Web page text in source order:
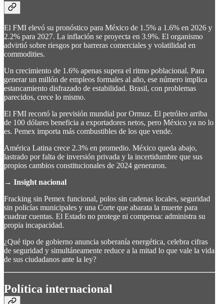
El FMI elevó su pronóstico para México de 1.5% a 1.6% en 2026 y
2.2% para 2027. La inflación se proyecta en 3.9%. El organismo
advirtió sobre riesgos por barreras comerciales y volatilidad en
commodities.
Un crecimiento de 1.6% apenas supera el ritmo poblacional. Para
generar un millón de empleos formales al año, ese número implica
estancamiento disfrazado de estabilidad. Brasil, con problemas
parecidos, crece lo mismo.
El FMI recortó la previsión mundial por Ormuz. El petróleo arriba
de 100 dólares beneficia a exportadores netos, pero México ya no lo
es. Pemex importa más combustibles de los que vende.
América Latina crece 2.3% en promedio. México queda abajo,
lastrado por falta de inversión privada y la incertidumbre que sus
propios cambios constitucionales de 2024 generaron.
→ Insight nacional
Fracking sin Pemex funcional, polos sin cadenas locales, seguridad
sin policías municipales y una Corte que abarata la muerte para
cuadrar cuentas. El Estado no protege ni compensa: administra su
propia incapacidad.
¿Qué tipo de gobierno anuncia soberanía energética, celebra cifras
de seguridad y simultáneamente reduce a la mitad lo que vale la vida
de sus ciudadanos ante la ley?
Política internacional